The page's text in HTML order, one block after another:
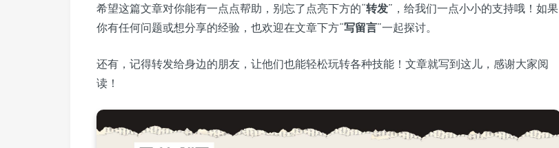
希望这篇文章对你能有一点点帮助，别忘了点亮下方的“转发”，给我们一点小小的支持哦！如果
你有任何问题或想分享的经验，也欢迎在文章下方“写留言”一起探讨。
还有，记得转发给身边的朋友，让他们也能轻松玩转各种技能！文章就写到这儿，感谢大家阅
读！